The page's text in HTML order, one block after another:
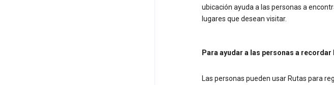
ubicación ayuda a las personas a
lugares que desean visitar.
Para ayudar a las personas a
Las personas pueden usar Rutas para